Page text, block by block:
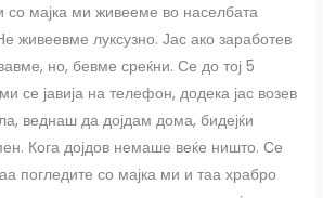
со мајка ми живееме во населбата
живеевме луксузно. Јас ако заработев
но, бевме среќни. Се до тој 5
се јавија на телефон, додека јас возев
веднаш да дојдам дома, бидејќи
Кога дојдов немаше веќе ништо. Се
погледите со мајка ми и таа храбро